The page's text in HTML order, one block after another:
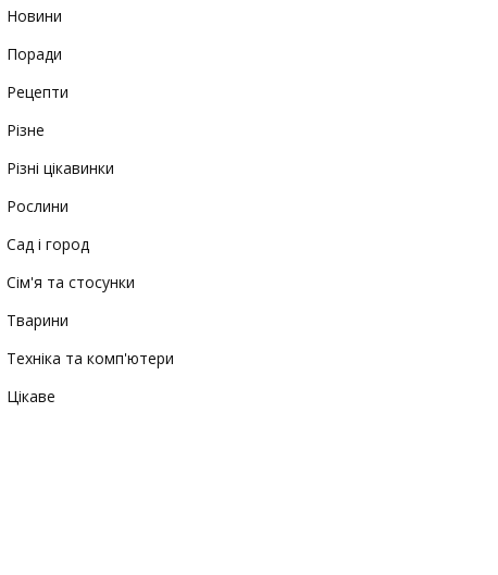
Новини
Поради
Рецепти
Різне
Різні цікавинки
Рослини
Сад і город
Сім'я та стосунки
Тварини
Техніка та комп'ютери
Цікаве